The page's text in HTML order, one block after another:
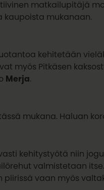
matkailupitäjä
kaupoista mukanaan.
kehitetään
myös Pitkäsen
Merja
mukana. Haluan
kehitystyötä niin
valmistetaan
piirissä vaan myös